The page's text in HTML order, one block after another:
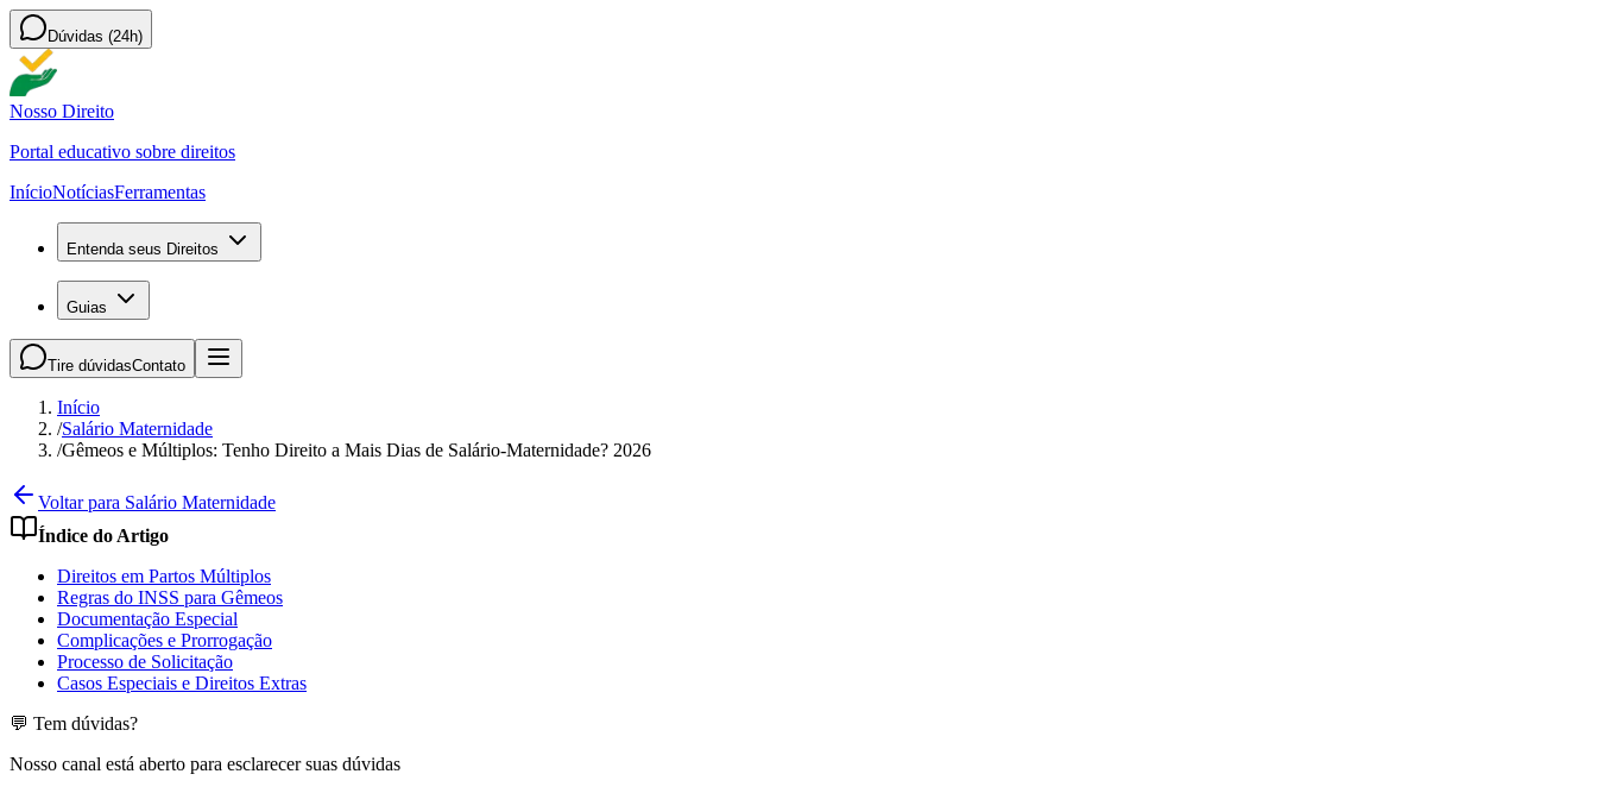
Dúvidas (24h)
Nosso Direito
Portal educativo sobre direitos
InícioNotíciasFerramentas
Entenda seus Direitos
Guias
Tire dúvidasContato
Início
/Salário Maternidade
/Gêmeos e Múltiplos: Tenho Direito a Mais Dias de Salário-Maternidade? 2026
Voltar para Salário Maternidade
Índice do Artigo
Direitos em Partos Múltiplos
Regras do INSS para Gêmeos
Documentação Especial
Complicações e Prorrogação
Processo de Solicitação
Casos Especiais e Direitos Extras
💬 Tem dúvidas?
Nosso canal está aberto para esclarecer suas dúvidas